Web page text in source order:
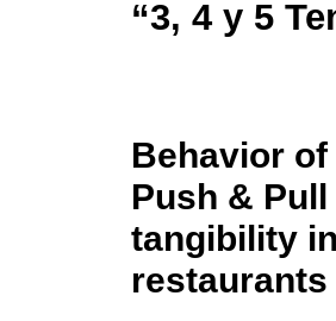
“3, 4 y 5
Behavior
Push &
tangibility
restaurants